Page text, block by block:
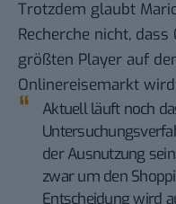
Trotzdem glaubt
Recherche nicht,
größten Player auf
Onlinereisemarkt
Aktuell läuft noch
der Ausnutzung
zwar um den
Entscheidung wird